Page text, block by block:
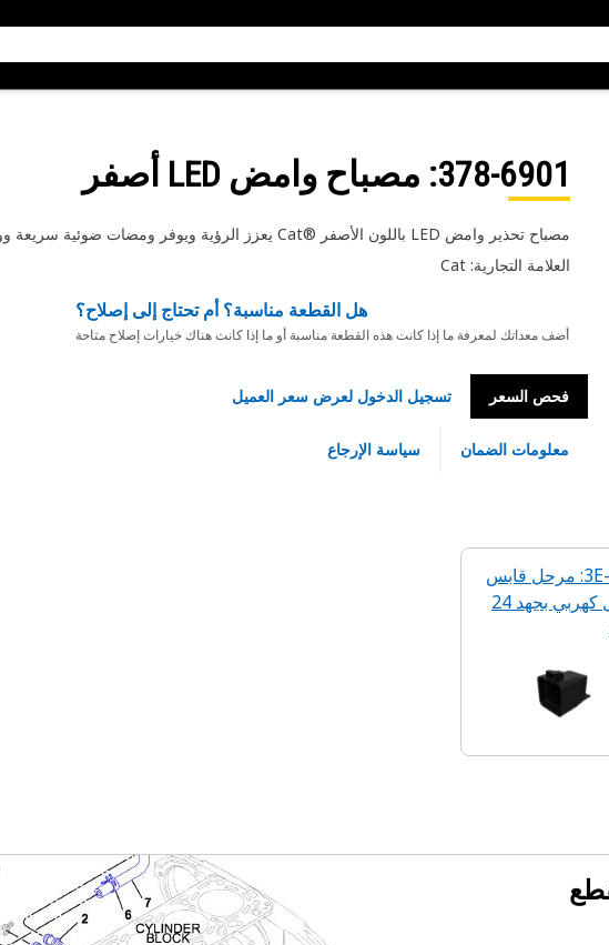
378-6901: مصباح وامض LED أصفر
مصباح تحذير وامض LED باللون الأصفر Cat®‎ يعزز الرؤية ويوفر ومضات ضوئية سريعة وواضحة
العلامة التجارية: Cat
هل القطعة مناسبة؟ أم تحتاج إلى إصلاح؟
أضف معداتك لمعرفة ما إذا كانت هذه القطعة مناسبة أو ما إذا كانت هناك خيارات إصلاح متاحة
فحص السعر تسجيل الدخول لعرض سعر العميل
معلومات الضمان سياسة الإرجاع
3E-5239: مرحل قابس
توصيل كهربي بجهد 24